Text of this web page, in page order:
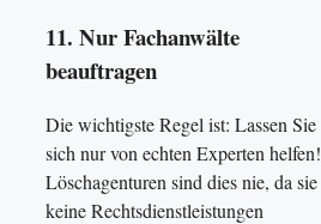
11. Nur Fachanwälte
beauftragen
Die wichtigste Regel ist: Lassen Sie
sich nur von echten Experten helfen!
Löschagenturen sind dies nie, da sie
keine Rechtsdienstleistungen